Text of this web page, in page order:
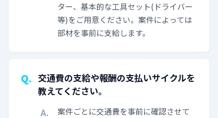
ター、基本的な工具セット(ドライバー
等)をご用意ください。案件によっては
部材を事前に支給します。
交通費の支給や報酬の支払いサイクルを
教えてください。
案件ごとに交通費を事前に確認させて